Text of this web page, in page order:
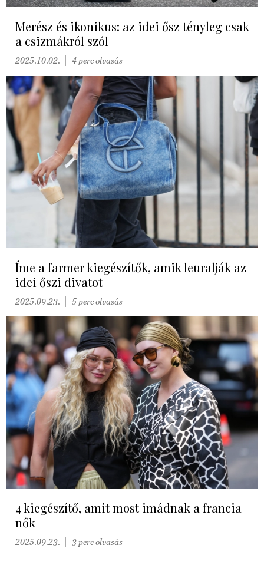
Merész és ikonikus: az idei ősz tényleg csak
a csizmákról szól
2025.10.02. 4 perc olvasás
Íme a farmer kiegészítők, amik leuralják az
idei őszi divatot
2025.09.23. 5 perc olvasás
4 kiegészítő, amit most imádnak a francia
nők
2025.09.23. 3 perc olvasás